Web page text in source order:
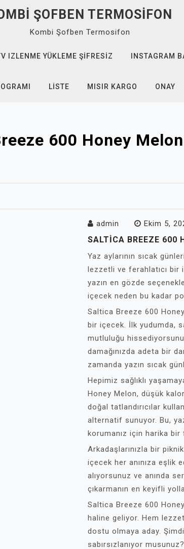
ŞOFBEN TERMOSIFON
Kombi Şofben Termosifon
IZLENME YÜKLEME ŞIFRESIZ INSTAGRAM
LISTE MISIR KARGO ONAY
600 Honey Melon
admin Ekim 5,
SALTICA BREEZE 600
Yaz aylarının sıcak
lezzetli ve ferahlatıcı bir
yazın en gözde
içecek neden bu kadar
Saltica Breeze 600
bir içecek. İlk yudumda,
mutluluğu
damağınızda adeta bir
zamanda yazın sıcak
Hepimiz sağlıklı
Honey Melon, düşük
doğal tatlandırıcılar
alternatif sunuyor. Bu,
korumanız için harika bir
Arkadaşlarınızla bir
içecek her anınıza eşlik
alıyorsunuz ve anında
çıkarmanın en keyifli
Saltica Breeze 600
haline geliyor. Hem
dostu olmaya aday.
sabırsızlanıyor musunuz?